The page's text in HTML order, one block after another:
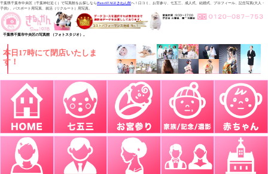
千葉県千葉市中央区（千葉神社近く）で写真館をお探しならPhotoSTAGEきねん館へ！口コミ、お宮参り、七五三、成人式、結婚式、プロフィール、記念写真(大人・
子供) 、パスポート用写真、就活（リクルート）用写真。
千葉県千葉市中央区の写真館 （フォトスタジオ）。
本日17時にて閉店いたしま
す！